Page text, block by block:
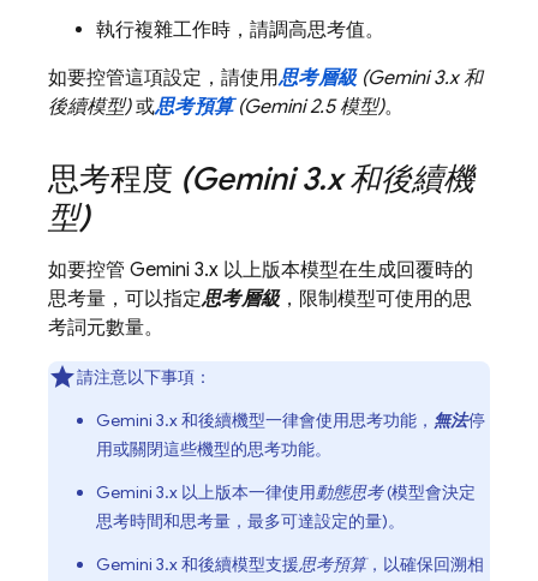
執行複雜工作時，請調高思考值。
如要控管這項設定，請使用思考層級 (Gemini 3.x和
後續模型)或思考預算 (Gemini 2.5模型)。
思考程度 (Gemini 3.x和後續機
型)
如要控管 Gemini 3.x 以上版本模型在生成回覆時的
思考量，可以指定思考層級 ，限制模型可使用的思
考詞元數量。
請注意以下事項：
Gemini 3.x和後續機型一律會使用思考功能， 無法停
用或關閉這些機型的思考功能。
Gemini 3.x 以上版本一律使用動態思考(模型會決定
思考時間和思考量，最多可達設定的量)。
Gemini 3.x和後續模型支援思考預算，以確保回溯相